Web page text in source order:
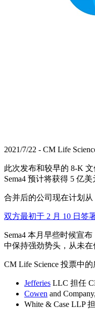
2021/7/22 - CM Life
此次发布和较早的 8-K
Sema4 预计将获得 5 亿
合并后的公司现在计划从
双方最初于 2 月 10 日签
Sema4 本月早些时候宣
中保持强劲势头，从未在
CM Life Science 投票中
Jefferies LLC 担任
Cowen and
White & Case LLP